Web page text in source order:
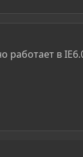
работает в